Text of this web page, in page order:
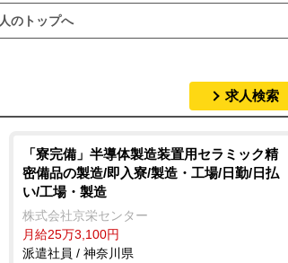
のトップへ
求人検索
「寮完備」半導体製造装置用セラミック精
密備品の製造/即入寮/製造・工場/日勤/日払
い/工場・製造
株式会社京栄センター
月給25万3,100円
派遣社員 / 神奈川県